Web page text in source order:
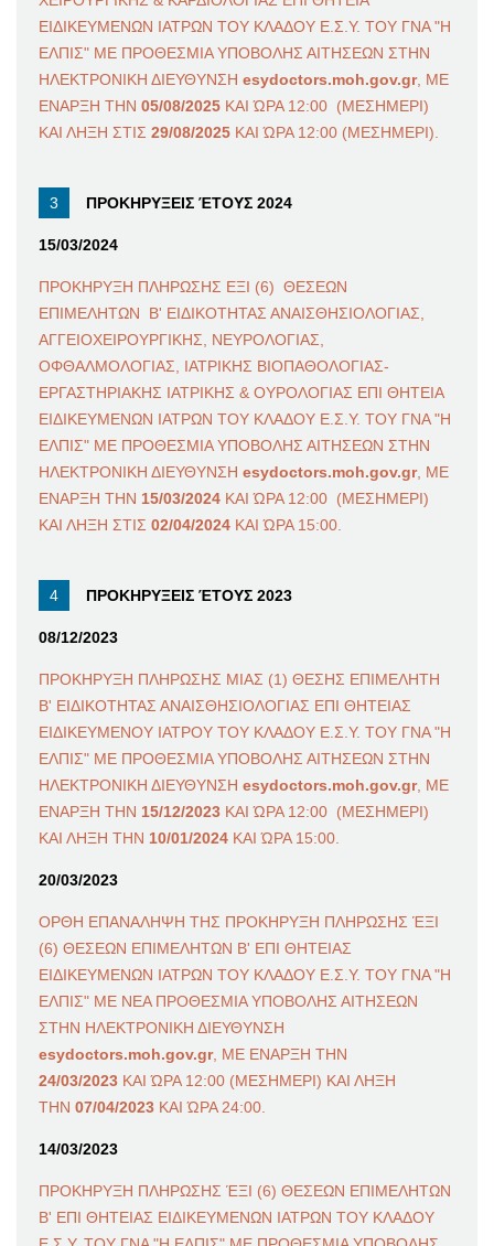
ΕΙΔΙΚΕΥΜΕΝΩΝ ΙΑΤΡΩΝ ΤΟΥ ΚΛΑΔΟΥ Ε.Σ.Υ. ΤΟΥ ΓΝΑ "Η
ΕΛΠΙΣ" ΜΕ ΠΡΟΘΕΣΜΙΑ ΥΠΟΒΟΛΗΣ ΑΙΤΗΣΕΩΝ ΣΤΗΝ
ΗΛΕΚΤΡΟΝΙΚΗ ΔΙΕΥΘΥΝΣΗ esydoctors.moh.gov.gr, ΜΕ
ΕΝΑΡΞΗ ΤΗΝ 05/08/2025 ΚΑΙ ΏΡΑ 12:00 (ΜΕΣΗΜΕΡΙ)
ΚΑΙ ΛΗΞΗ ΣΤΙΣ 29/08/2025 ΚΑΙ ΏΡΑ 12:00 (ΜΕΣΗΜΕΡΙ).
ΠΡΟΚΗΡΥΞΕΙΣ ΈΤΟΥΣ 2024
15/03/2024
ΠΡΟΚΗΡΥΞΗ ΠΛΗΡΩΣΗΣ ΕΞΙ (6) ΘΕΣΕΩΝ
ΕΠΙΜΕΛΗΤΩΝ Β' ΕΙΔΙΚΟΤΗΤΑΣ ΑΝΑΙΣΘΗΣΙΟΛΟΓΙΑΣ,
ΑΓΓΕΙΟΧΕΙΡΟΥΡΓΙΚΗΣ, ΝΕΥΡΟΛΟΓΙΑΣ,
ΟΦΘΑΛΜΟΛΟΓΙΑΣ, ΙΑΤΡΙΚΗΣ ΒΙΟΠΑΘΟΛΟΓΙΑΣ-
ΕΡΓΑΣΤΗΡΙΑΚΗΣ ΙΑΤΡΙΚΗΣ & ΟΥΡΟΛΟΓΙΑΣ ΕΠΙ ΘΗΤΕΙΑ
ΕΙΔΙΚΕΥΜΕΝΩΝ ΙΑΤΡΩΝ ΤΟΥ ΚΛΑΔΟΥ Ε.Σ.Υ. ΤΟΥ ΓΝΑ "Η
ΕΛΠΙΣ" ΜΕ ΠΡΟΘΕΣΜΙΑ ΥΠΟΒΟΛΗΣ ΑΙΤΗΣΕΩΝ ΣΤΗΝ
ΗΛΕΚΤΡΟΝΙΚΗ ΔΙΕΥΘΥΝΣΗ esydoctors.moh.gov.gr, ΜΕ
ΕΝΑΡΞΗ ΤΗΝ 15/03/2024 ΚΑΙ ΏΡΑ 12:00 (ΜΕΣΗΜΕΡΙ)
ΚΑΙ ΛΗΞΗ ΣΤΙΣ 02/04/2024 ΚΑΙ ΏΡΑ 15:00.
ΠΡΟΚΗΡΥΞΕΙΣ ΈΤΟΥΣ 2023
08/12/2023
ΠΡΟΚΗΡΥΞΗ ΠΛΗΡΩΣΗΣ ΜΙΑΣ (1) ΘΕΣΗΣ ΕΠΙΜΕΛΗΤΗ
Β' ΕΙΔΙΚΟΤΗΤΑΣ ΑΝΑΙΣΘΗΣΙΟΛΟΓΙΑΣ ΕΠΙ ΘΗΤΕΙΑΣ
ΕΙΔΙΚΕΥΜΕΝΟΥ ΙΑΤΡΟΥ ΤΟΥ ΚΛΑΔΟΥ Ε.Σ.Υ. ΤΟΥ ΓΝΑ "Η
ΕΛΠΙΣ" ΜΕ ΠΡΟΘΕΣΜΙΑ ΥΠΟΒΟΛΗΣ ΑΙΤΗΣΕΩΝ ΣΤΗΝ
ΗΛΕΚΤΡΟΝΙΚΗ ΔΙΕΥΘΥΝΣΗ esydoctors.moh.gov.gr, ΜΕ
ΕΝΑΡΞΗ ΤΗΝ 15/12/2023 ΚΑΙ ΏΡΑ 12:00 (ΜΕΣΗΜΕΡΙ)
ΚΑΙ ΛΗΞΗ ΤΗΝ 10/01/2024 ΚΑΙ ΏΡΑ 15:00.
20/03/2023
ΟΡΘΗ ΕΠΑΝΑΛΗΨΗ ΤΗΣ ΠΡΟΚΗΡΥΞΗ ΠΛΗΡΩΣΗΣ ΈΞΙ
(6) ΘΕΣΕΩΝ ΕΠΙΜΕΛΗΤΩΝ Β' ΕΠΙ ΘΗΤΕΙΑΣ
ΕΙΔΙΚΕΥΜΕΝΩΝ ΙΑΤΡΩΝ ΤΟΥ ΚΛΑΔΟΥ Ε.Σ.Υ. ΤΟΥ ΓΝΑ "Η
ΕΛΠΙΣ" ΜΕ ΝΕΑ ΠΡΟΘΕΣΜΙΑ ΥΠΟΒΟΛΗΣ ΑΙΤΗΣΕΩΝ
ΣΤΗΝ ΗΛΕΚΤΡΟΝΙΚΗ ΔΙΕΥΘΥΝΣΗ
esydoctors.moh.gov.gr, ΜΕ ΕΝΑΡΞΗ ΤΗΝ
24/03/2023 ΚΑΙ ΏΡΑ 12:00 (ΜΕΣΗΜΕΡΙ) ΚΑΙ ΛΗΞΗ
ΤΗΝ 07/04/2023 ΚΑΙ ΏΡΑ 24:00.
14/03/2023
ΠΡΟΚΗΡΥΞΗ ΠΛΗΡΩΣΗΣ ΈΞΙ (6) ΘΕΣΕΩΝ ΕΠΙΜΕΛΗΤΩΝ
Β' ΕΠΙ ΘΗΤΕΙΑΣ ΕΙΔΙΚΕΥΜΕΝΩΝ ΙΑΤΡΩΝ ΤΟΥ ΚΛΑΔΟΥ